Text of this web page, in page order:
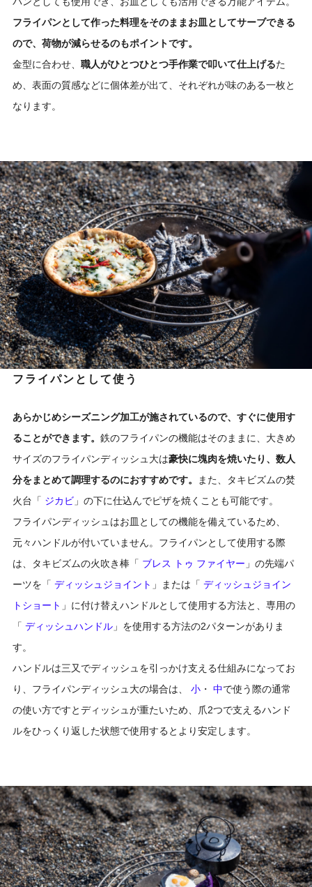
フライパンとして作った料理をそのままお皿としてサーブできる
ので、荷物が減らせるのもポイントです。
金型に合わせ、 職人がひとつひとつ手作業で叩いて仕上げるた
め、表面の質感などに個体差が出て、それぞれが味のある一枚と
なります。
フライパンとして使う
あらかじめシーズニング加工が施されているので、すぐに使用す
ることができます。 鉄のフライパンの機能はそのままに、大きめ
サイズのフライパンディッシュ大は豪快に塊肉を焼いたり、数人
分をまとめて調理するのにおすすめです。
また、タキビズムの焚
火台「 ジカビ 」の下に仕込んでピザを焼くことも可能です。
フライパンディッシュはお皿としての機能を備えているため、
元々ハンドルが付いていません。フライパンとして使用する際
は、タキビズムの火吹き棒「 ブレス トゥ ファイヤー 」の先端パ
ーツを「 ディッシュジョイント 」または「 ディッシュジョイン
トショート 」に付け替えハンドルとして使用する方法と、専用の
「 ディッシュハンドル 」を使用する方法の2パターンがありま
す。
ハンドルは三又でディッシュを引っかけ支える仕組みになってお
り、フライパンディッシュ大の場合は、 小 ・ 中で使う際の通常
の使い方ですとディッシュが重たいため、爪2つで支えるハンド
ルをひっくり返した状態で使用するとより安定します。